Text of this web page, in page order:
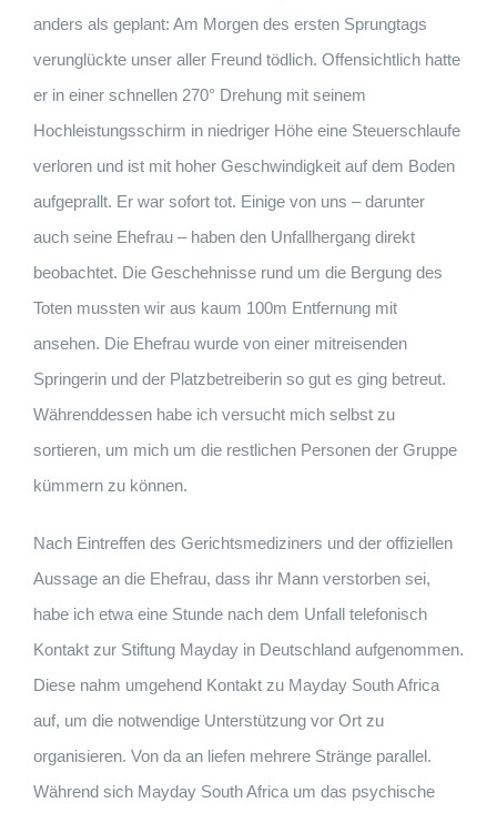
anders als geplant: Am Morgen des ersten Sprungtags
verunglückte unser aller Freund tödlich. Offensichtlich hatte
er in einer schnellen 270° Drehung mit seinem
Hochleistungsschirm in niedriger Höhe eine Steuerschlaufe
verloren und ist mit hoher Geschwindigkeit auf dem Boden
aufgeprallt. Er war sofort tot. Einige von uns – darunter
auch seine Ehefrau – haben den Unfallhergang direkt
beobachtet. Die Geschehnisse rund um die Bergung des
Toten mussten wir aus kaum 100m Entfernung mit
ansehen. Die Ehefrau wurde von einer mitreisenden
Springerin und der Platzbetreiberin so gut es ging betreut.
Währenddessen habe ich versucht mich selbst zu
sortieren, um mich um die restlichen Personen der Gruppe
kümmern zu können.
Nach Eintreffen des Gerichtsmediziners und der offiziellen
Aussage an die Ehefrau, dass ihr Mann verstorben sei,
habe ich etwa eine Stunde nach dem Unfall telefonisch
Kontakt zur Stiftung Mayday in Deutschland aufgenommen.
Diese nahm umgehend Kontakt zu Mayday South Africa
auf, um die notwendige Unterstützung vor Ort zu
organisieren. Von da an liefen mehrere Stränge parallel.
Während sich Mayday South Africa um das psychische